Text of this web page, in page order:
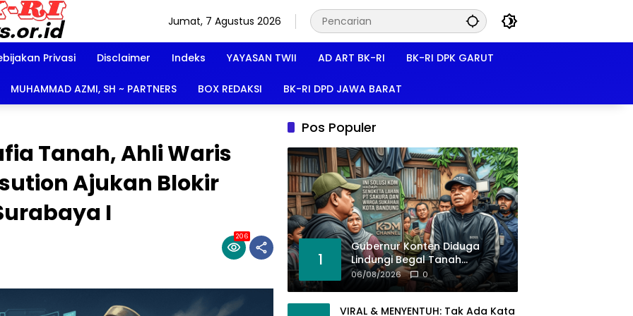
Jumat, 7 Agustus 2026
Privasi Disclaimer Indeks YAYASAN TWII AD ART BK-RI BK-RI DPK GARUT
MUHAMMAD AZMI, SH ~ PARTNERS BOX REDAKSI BK-RI DPD JAWA BARAT
Tanah, Ahli Waris
Ajukan Blokir
I
206
Pos Populer
1
Gubernur Konten Diduga
Lindungi Begal Tanah
Pasirkoja, BK-RI Buka Suara!
06/08/2026 0
VIRAL & MENYENTUH: Tak Ada Kata